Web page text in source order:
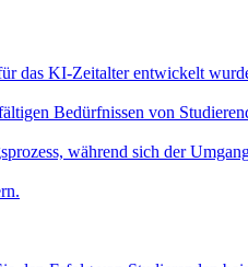
das KI-Zeitalter entwickelt
Bedürfnissen von
während sich der